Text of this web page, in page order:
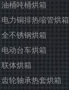
油桶吨桶烘箱
电力铜排热缩管烘箱
全不锈钢烘箱
电动台车烘箱
联体烘箱
齿轮轴承热套烘箱